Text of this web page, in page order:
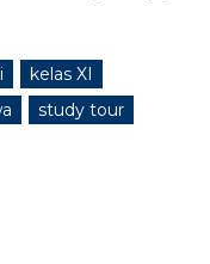
kelas XI
study tour